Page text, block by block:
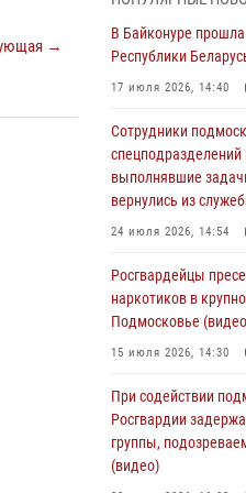
→
06 августа 2026, 14:35
Росгвардейцы
05 августа 2026, 15:52
При содействии
Росгвардии
организации
(видео)
05 августа 2026, 15:48
отработали навыки
комплексных учениях
04 августа 2026, 12:21
В Байконуре
Республики
17 июля 2026, 14:40
Сотрудники
спецподразделений
выполнявшие
вернулись из
24 июля 2026, 14:54
Росгвардейцы
наркотиков в
Подмосковье
15 июля 2026, 14:30
При содействии
Росгвардии
группы,
(видео)